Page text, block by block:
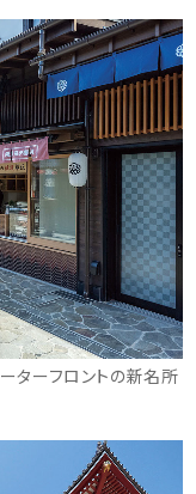
ターフロントの新名所